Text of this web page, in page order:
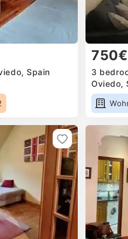
Spain
750€
3
Oviedo,